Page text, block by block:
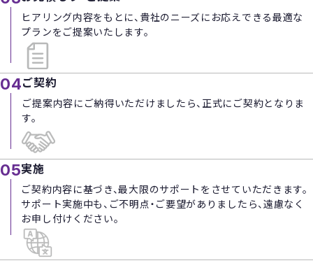
ヒアリング内容をもとに、貴社のニーズにお応えできる最適な
プランをご提案いたします。
04ご契約
ご提案内容にご納得いただけましたら、正式にご契約となりま
す。
05実施
ご契約内容に基づき、最大限のサポートをさせていただきます。
サポート実施中も、ご不明点・ご要望がありましたら、遠慮なく
お申し付けください。